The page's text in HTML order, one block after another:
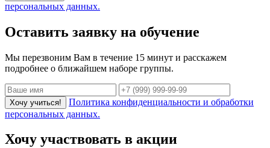
персональных данных.
Оставить заявку на обучение
Мы перезвоним Вам в течение 15 минут и расскажем
подробнее о ближайшем наборе группы.
Хочу учиться!
Политика конфиденциальности и обработки
персональных данных.
Хочу участвовать в акции